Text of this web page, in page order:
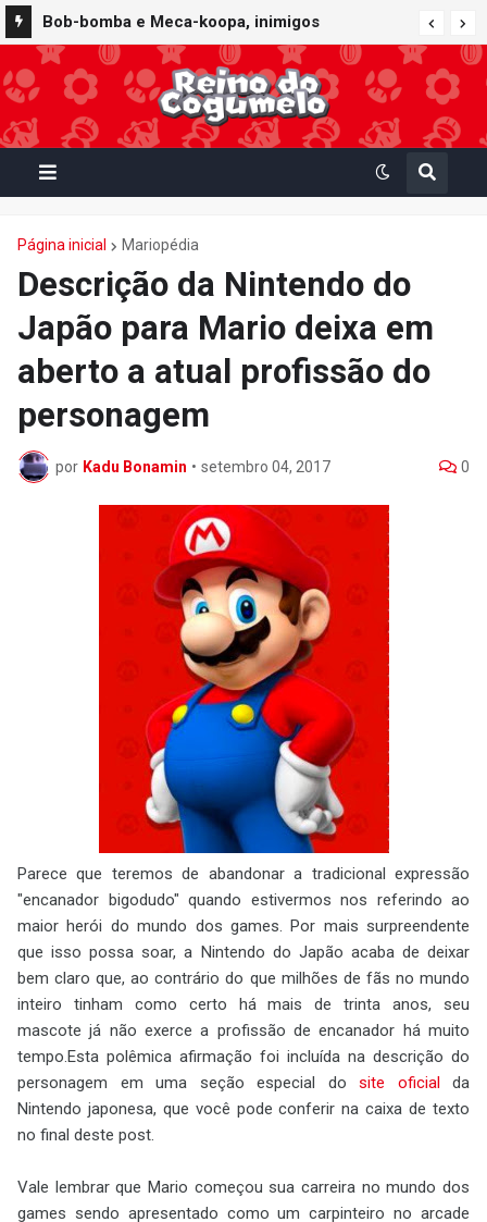
Bob-bomba e Meca-koopa, inimigos
"mecânicos" de Super Mario, viram brinquedos
de corda no Super Nintendo World
Página inicial Mariopédia
Descrição da Nintendo do
Japão para Mario deixa em
aberto a atual profissão do
personagem
por Kadu Bonamin • setembro 04, 2017 0
Parece que teremos de abandonar a tradicional expressão
"encanador bigodudo" quando estivermos nos referindo ao
maior herói do mundo dos games. Por mais surpreendente
que isso possa soar, a Nintendo do Japão acaba de deixar
bem claro que, ao contrário do que milhões de fãs no mundo
inteiro tinham como certo há mais de trinta anos, seu
mascote já não exerce a profissão de encanador há muito
tempo.Esta polêmica afirmação foi incluída na descrição do
personagem em uma seção especial do site oficialda
Nintendo japonesa, que você pode conferir na caixa de texto
no final deste post.
Vale lembrar que Mario começou sua carreira no mundo dos
games sendo apresentado como um carpinteiro no arcade